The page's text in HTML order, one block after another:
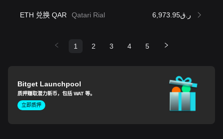
ETH 兑换 QAR Qatari Rial ر.ق6,973.95
1 2 3 4 5
Bitget Launchpool
质押赚取潜力新币，包括 WAT 等。
立即质押